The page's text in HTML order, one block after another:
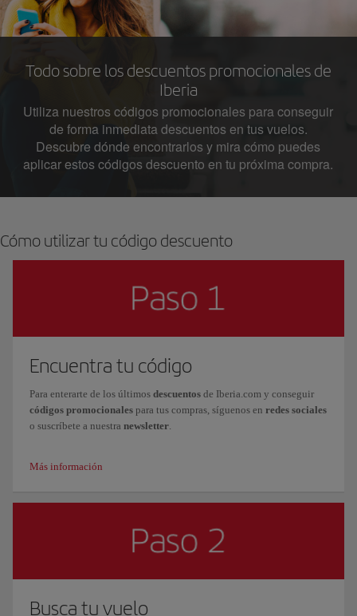
Todo sobre los descuentos promocionales de
Iberia
Utiliza nuestros códigos promocionales para conseguir
de forma inmediata descuentos en tus vuelos.
Descubre dónde encontrarlos y mira cómo puedes
aplicar estos códigos descuento en tu próxima compra.
Cómo utilizar tu código descuento
Encuentra tu código
Para enterarte de los últimos descuentos de Iberia.com y conseguir
códigos promocionales para tus compras, síguenos en redes sociales
o suscríbete a nuestra newsletter
Más información
Busca tu vuelo